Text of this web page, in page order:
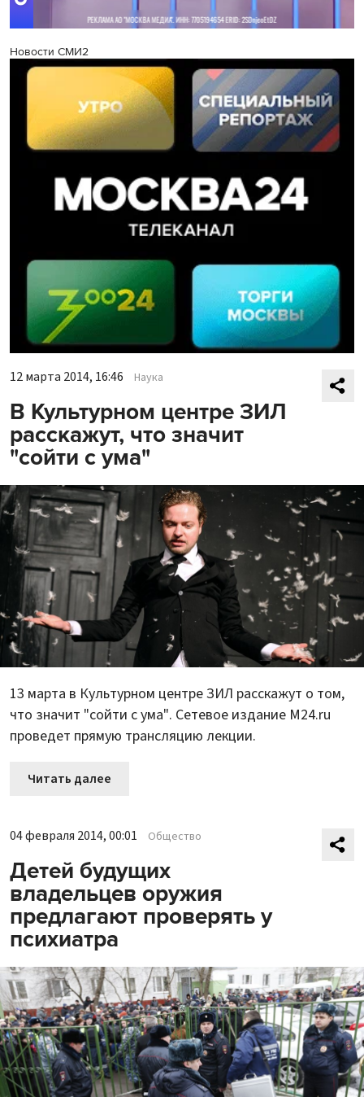
Новости СМИ2
12 марта 2014, 16:46 Наука
В Культурном центре ЗИЛ
расскажут, что значит
"сойти с ума"
13 марта в Культурном центре ЗИЛ расскажут о том,
что значит "сойти с ума". Сетевое издание M24.ru
проведет прямую трансляцию лекции.
Читать далее
04 февраля 2014, 00:01 Общество
Детей будущих
владельцев оружия
предлагают проверять у
психиатра